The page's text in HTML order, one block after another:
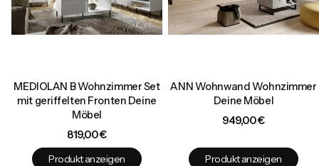
MEDIOLAN B Wohnzimmer Set
mit geriffelten Fronten Deine
Möbel
Preis
819,00 €
Produkt anzeigen
ANN Wohnwand Wohnzimmer
Deine Möbel
Preis
949,00 €
Produkt anzeigen